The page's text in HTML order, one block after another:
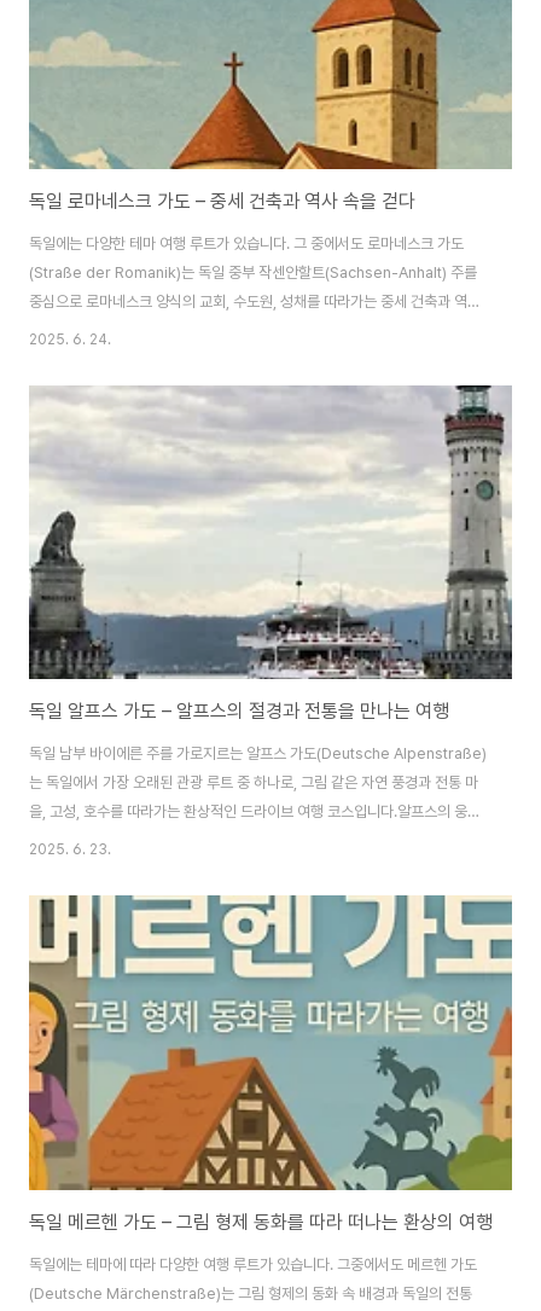
독일 로마네스크 가도 – 중세 건축과 역사 속을 걷다
독일에는 다양한 테마 여행 루트가 있습니다. 그 중에서도 로마네스크 가도
(Straße der Romanik)는 독일 중부 작센안할트(Sachsen-Anhalt) 주를
중심으로 로마네스크 양식의 교회, 수도원, 성채를 따라가는 중세 건축과 역사
탐방 루트로 유명합니다.​역사와 예술, 건축을 사랑하는 여행자에게 꼭 추천하
순환형 루트로, 작센안할트 주를 중심으로 로마네스크 건축 양식의 대표 유적
들을 연결합니다.​이 루트는 유럽 기독교 문화의 초석이 된 로마네스크 양식을
직접 보고 느낄 수 있는 독특한 테마 여행 코스입니다.🗺 공식 홈페이지:
https://www.strassederromanik.de/ Straße der Roma..
2025. 6. 24.
독일 알프스 가도 – 알프스의 절경과 전통을 만나는 여행
독일 남부 바이에른 주를 가로지르는 알프스 가도(Deutsche Alpenstraße)
는 독일에서 가장 오래된 관광 루트 중 하나로, 그림 같은 자연 풍경과 전통 마
을, 고성, 호수를 따라가는 환상적인 드라이브 여행 코스입니다.​알프스의 웅장
한 산맥과 목가적인 풍경을 만끽하며 독일의 진정한 자연과 문화를 경험할 수
보덴호의 린다우(Lindau)에서 시작해 베르히테스가덴(Berchtesgaden)까
지 이어지는 약 450km의 테마 루트입니다.​이 길을 따라 드라이브하거나 자
전거, 오토바이 투어를 즐기며, 알프스의 산맥, 푸른 호수, 고즈넉한 전통 마을,
바이에른의 고성을 만나볼 수 있습니다.🗺 공식 홈페이지: https..
2025. 6. 23.
독일 메르헨 가도 – 그림 형제 동화를 따라 떠나는 환상의 여행
독일에는 테마에 따라 다양한 여행 루트가 있습니다. 그중에서도 메르헨 가도
(Deutsche Märchenstraße)는 그림 형제의 동화 속 배경과 독일의 전통